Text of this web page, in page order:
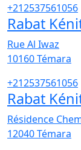
+212537561056
Rabat
Rue Al Iwaz
10160Témara
+212537561056
Rabat
Résidence
12040Témara